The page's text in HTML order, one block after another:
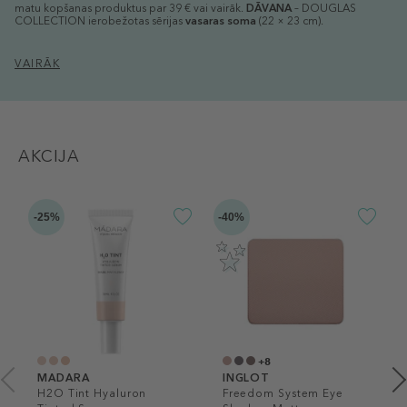
matu kopšanas produktus par 39 € vai vairāk. DĀVANA– DOUGLAS
COLLECTION ierobežotas sērijas vasaras soma (22 × 23 cm).
VAIRĀK
AKCIJA
-25%
MADARA
H2O Tint Hyaluron
-40%
+8
INGLOT
Freedom System Eye